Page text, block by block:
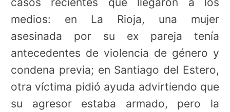
medios: en La Rioja, una mujer
asesinada por su ex pareja tenía
antecedentes de violencia de género y
condena previa; en Santiago del Estero,
otra víctima pidió ayuda advirtiendo que
su agresor estaba armado, pero la